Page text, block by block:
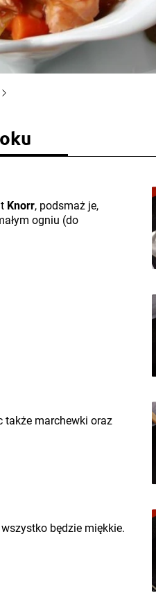
Knorr, podsmaż je,
ogniu (do
także marchewki oraz
będzie miękkie.